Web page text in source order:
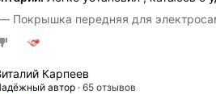
Покрышка передняя для
Карпеев
автор
65 отзывов